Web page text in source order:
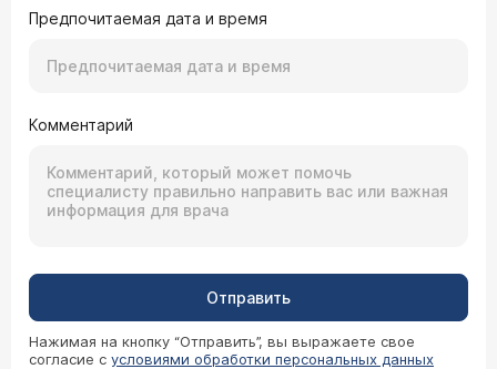
Предпочитаемая дата и время
Комментарий
Отправить
Нажимая на кнопку “Отправить”, вы выражаете свое
согласие с условиями обработки персональных данных